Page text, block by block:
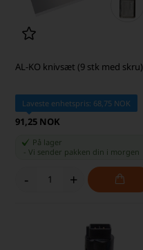
AL-KO knivsæt (9 stk med skru)
Laveste enhetspris: 68,75 NOK
91,25 NOK
På lager
-Vi sender pakken din i morgen
- +